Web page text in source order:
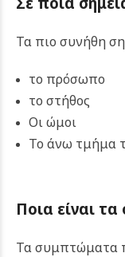
Τα πιο συνήθη
το πρόσωπο
το στήθος
Οι ώμοι
Το άνω τμήμα
Ποια είναι
Τα συμπτώματα